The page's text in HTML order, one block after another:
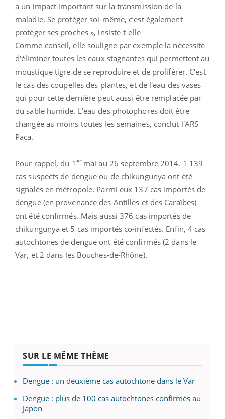
a un impact important sur la transmission de la
maladie. Se protéger soi-même, c’est également
protéger ses proches », insiste-t-elle
Comme conseil, elle souligne par exemple la nécessité
d'éliminer toutes les eaux stagnantes qui permettent au
moustique tigre de se reproduire et de proliférer. C'est
le cas des coupelles des plantes, et de l'eau des vases
qui pour cette dernière peut aussi être remplacée par
du sable humide. L’eau des photophores doit être
changée au moins toutes les semaines, conclut l'ARS
Paca.
Pour rappel, du 1 ermai au 26 septembre 2014, 1 139
cas suspects de dengue ou de chikungunya ont été
signalés en métropole. Parmi eux 137 cas importés de
dengue (en provenance des Antilles et des Caraïbes)
ont été confirmés. Mais aussi 376 cas importés de
chikungunya et 5 cas importés co-infectés. Enfin, 4 cas
autochtones de dengue ont été confirmés (2 dans le
Var, et 2 dans les Bouches-de-Rhône).
SUR LE MÊME THÈME
Dengue : un deuxième cas autochtone dans le Var
Dengue : plus de 100 cas autochtones confirmés au
Japon